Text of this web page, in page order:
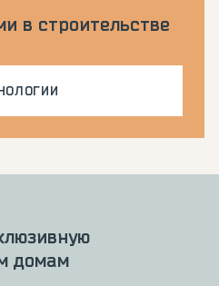
в строительстве
домам